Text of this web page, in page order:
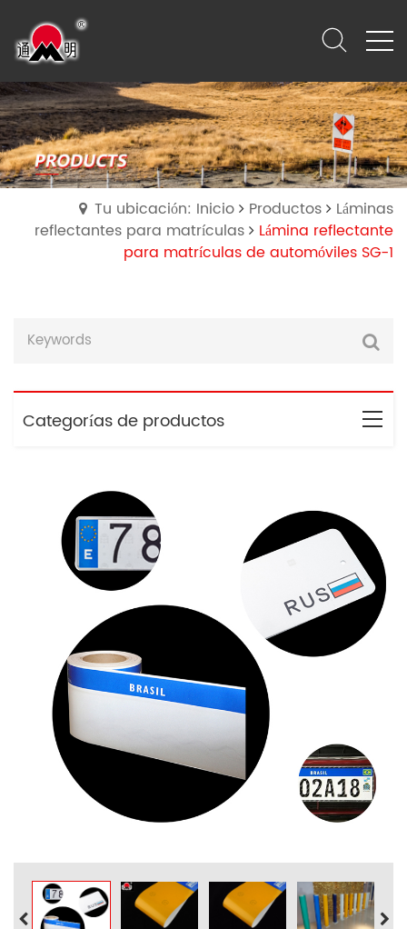
Tu ubicación: Inicio Productos
Láminas
reflectantes para matrículas
Lámina reflectante
para matrículas de automóviles SG-1
Categorías de productos